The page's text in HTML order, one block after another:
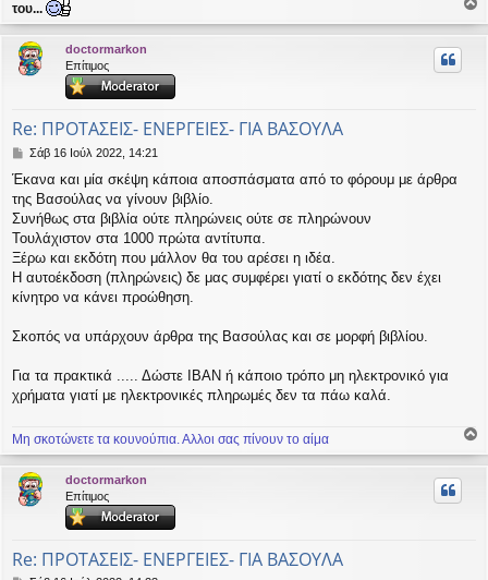
του...
ο
ρ
doctormarkon
Επίτιμος
Re: ΠΡΟΤΑΣΕΙΣ- ΕΝΕΡΓΕΙΕΣ- ΓΙΑ ΒΑΣΟΥΛΑ
Δ
μ
ο
σ
ί
ε
υ
σ
η
Σάβ 16 Ιούλ 2022, 14:21
Έκανα και μία σκέψη κάποια αποσπάσματα από το φόρουμ με άρθρα
της Βασούλας να γίνουν βιβλίο.
Συνήθως στα βιβλία ούτε πληρώνεις ούτε σε πληρώνουν
Τουλάχιστον στα 1000 πρώτα αντίτυπα.
Ξέρω και εκδότη που μάλλον θα του αρέσει η ιδέα.
Η αυτοέκδοση (πληρώνεις) δε μας συμφέρει γιατί ο εκδότης δεν έχει
κίνητρο να κάνει προώθηση.
Σκοπός να υπάρχουν άρθρα της Βασούλας και σε μορφή βιβλίου.
Για τα πρακτικά ..... Δώστε ΙΒΑΝ ή κάποιο τρόπο μη ηλεκτρονικό για
χρήματα γιατί με ηλεκτρονικές πληρωμές δεν τα πάω καλά.
Μη σκοτώνετε τα κουνούπια. Αλλοι σας πίνουν το αίμα
ρ
doctormarkon
Επίτιμος
Re: ΠΡΟΤΑΣΕΙΣ- ΕΝΕΡΓΕΙΕΣ- ΓΙΑ ΒΑΣΟΥΛΑ